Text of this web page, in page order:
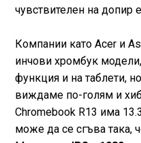
чувствителен на допир
Компании като Acer и
инчови хромбук
функция и на таблети,
виждаме по-голям и
Chromebook R13 има
може да се сгъва така,